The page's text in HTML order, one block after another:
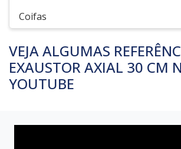
Coifas
VEJA ALGUMAS
EXAUSTOR AXIAL 30 CM
YOUTUBE